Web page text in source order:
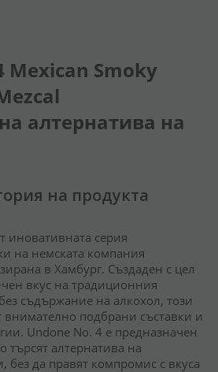
Mexican Smoky
алтернатива на
на продукта
иновативната серия
на немската компания
в Хамбург. Създаден с цел
вкус на традиционния
съдържание на алкохол, този
внимателно подбрани съставки и
Undone No. 4 е предназначен
търсят алтернатива на
без да правят компромис с вкуса